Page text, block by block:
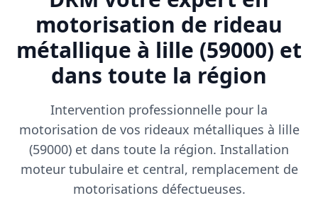
motorisation de rideau
métallique à lille (59000) et
dans toute la région
Intervention professionnelle pour la
motorisation de vos rideaux métalliques à lille
(59000) et dans toute la région. Installation
moteur tubulaire et central, remplacement de
motorisations défectueuses.